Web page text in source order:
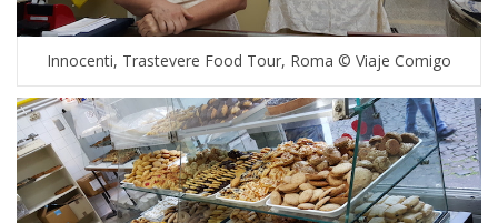
Innocenti, Trastevere Food Tour, Roma © Viaje Comigo